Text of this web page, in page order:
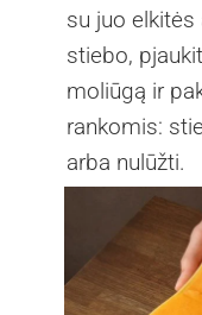
su juo elkitės
stiebo,
moliūgą ir
rankomis:
arba nulūžti.